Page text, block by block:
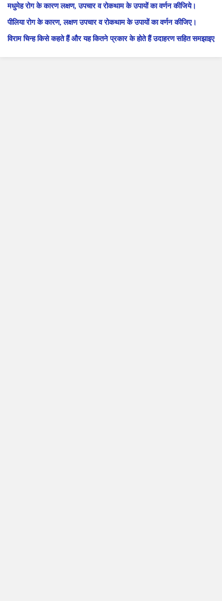
मधुमेह रोग के कारण लक्षण, उपचार व रोकथाम के उपायों का वर्णन कीजिये।
पीलिया रोग के कारण, लक्षण उपचार व रोकथाम के उपायों का वर्णन कीजिए।
विराम चिन्ह किसे कहते हैं और यह कितने प्रकार के होते हैं उदाहरण सहित समझाइए